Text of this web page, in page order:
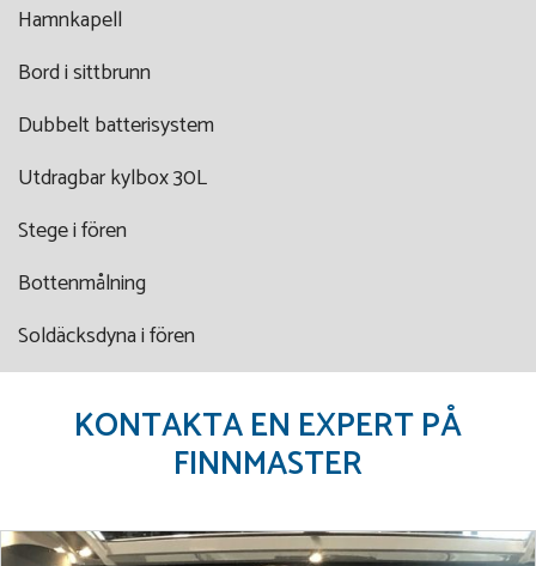
Hamnkapell
Bord i sittbrunn
Dubbelt batterisystem
Utdragbar kylbox 30L
Stege i fören
Bottenmålning
Soldäcksdyna i fören
KONTAKTA EN EXPERT PÅ
FINNMASTER